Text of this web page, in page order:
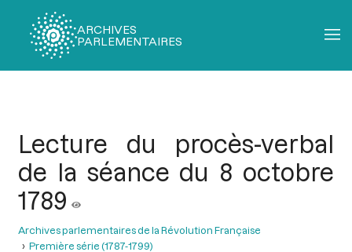
ARCHIVES
PARLEMENTAIRES
Lecture du procès-verbal
de la séance du 8 octobre
1789
Archives parlementaires de la Révolution Française
Première série (1787-1799)